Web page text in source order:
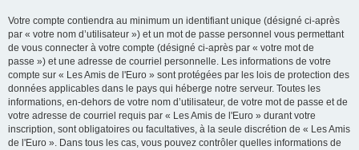
Votre compte contiendra au minimum un identifiant unique (désigné ci-après
par « votre nom d’utilisateur ») et un mot de passe personnel vous permettant
de vous connecter à votre compte (désigné ci-après par « votre mot de
passe ») et une adresse de courriel personnelle. Les informations de votre
compte sur « Les Amis de l'Euro » sont protégées par les lois de protection des
données applicables dans le pays qui héberge notre serveur. Toutes les
informations, en-dehors de votre nom d’utilisateur, de votre mot de passe et de
votre adresse de courriel requis par « Les Amis de l'Euro » durant votre
inscription, sont obligatoires ou facultatives, à la seule discrétion de « Les Amis
de l'Euro ». Dans tous les cas, vous pouvez contrôler quelles informations de